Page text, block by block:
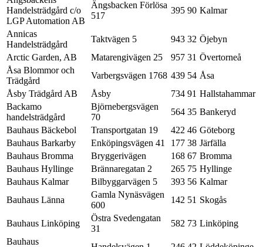
Handelsträdgård c/o
LGP Automation AB
Ängsbacken Förlösa
517
395 90 Kalmar
Annicas
Handelsträdgård
Taktvägen 5 943 32 Öjebyn
Arctic Garden, AB
Matarengivägen 25 957 31 Övertorneå
Åsa Blommor och
Trädgård
Varbergsvägen 1768 439 54 Åsa
Åsby Trädgård AB
Åsby 734 91 Hallstahammar
Backamo
handelsträdgård
Björnebergsvägen
70
564 35 Bankeryd
Bauhaus Bäckebol
Transportgatan 19 422 46 Göteborg
Bauhaus Barkarby
Enköpingsvägen 41 177 38 Järfälla
Bauhaus Bromma
Bryggerivägen 168 67 Bromma
Bauhaus Hyllinge
Brännaregatan 2 265 75 Hyllinge
Bauhaus Kalmar
Bilbyggarvägen 5 393 56 Kalmar
Bauhaus Länna
Gamla Nynäsvägen
600
142 51 Skogås
Bauhaus Linköping
Östra Svedengatan
31
582 73 Linköping
Bauhaus